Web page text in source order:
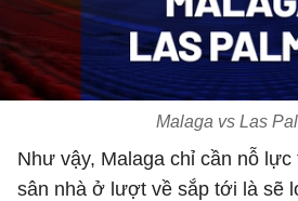
Malaga vs Las
Như vậy, Malaga chỉ cần nỗ lực
sân nhà ở lượt về sắp tới là sẽ